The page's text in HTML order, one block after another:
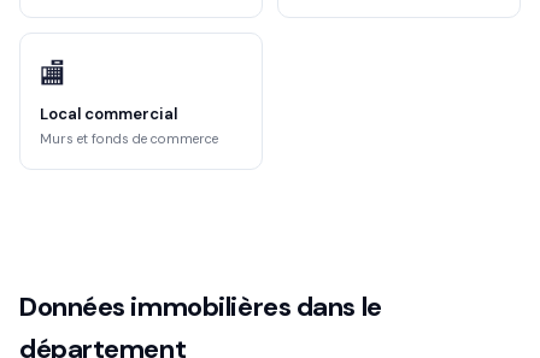
🏬
Local commercial
Murs et fonds de commerce
Données immobilières dans le
département